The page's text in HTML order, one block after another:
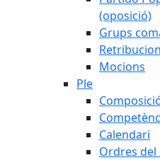
(oposició)
Grups
Mocions
Ple
Calendari
Ordres del